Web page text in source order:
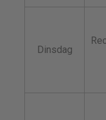
Dinsdag